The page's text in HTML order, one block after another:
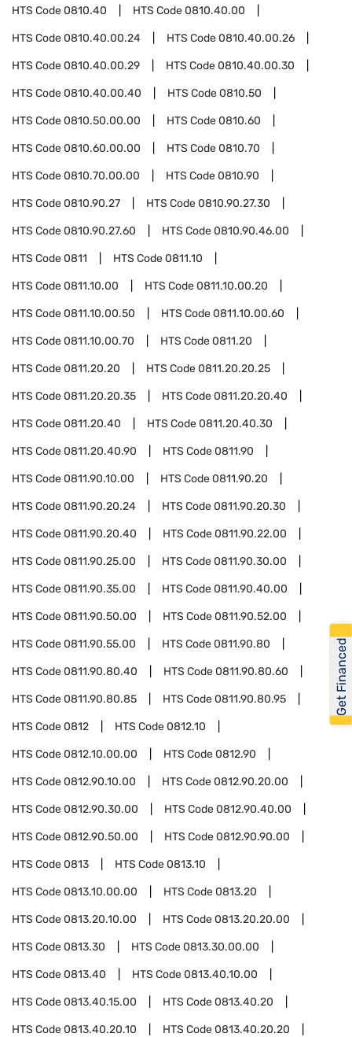
HTS Code0810.40 HTS Code0810.40.00
HTS Code0810.40.00.24 HTS Code0810.40.00.26
HTS Code0810.40.00.29 HTS Code0810.40.00.30
HTS Code0810.40.00.40 HTS Code0810.50
HTS Code0810.50.00.00 HTS Code0810.60
HTS Code0810.60.00.00 HTS Code0810.70
HTS Code0810.70.00.00 HTS Code0810.90
HTS Code0810.90.27 HTS Code0810.90.27.30
HTS Code0810.90.27.60 HTS Code0810.90.46.00
HTS Code0811 HTS Code0811.10
HTS Code0811.10.00 HTS Code0811.10.00.20
HTS Code0811.10.00.50 HTS Code0811.10.00.60
HTS Code0811.10.00.70 HTS Code0811.20
HTS Code0811.20.20 HTS Code0811.20.20.25
HTS Code0811.20.20.35 HTS Code0811.20.20.40
HTS Code0811.20.40 HTS Code0811.20.40.30
HTS Code0811.20.40.90 HTS Code0811.90
HTS Code0811.90.10.00 HTS Code0811.90.20
HTS Code0811.90.20.24 HTS Code0811.90.20.30
HTS Code0811.90.20.40 HTS Code0811.90.22.00
HTS Code0811.90.25.00 HTS Code0811.90.30.00
HTS Code0811.90.35.00 HTS Code0811.90.40.00
HTS Code0811.90.50.00 HTS Code0811.90.52.00
HTS Code0811.90.55.00 HTS Code0811.90.80
HTS Code0811.90.80.40 HTS Code0811.90.80.60
HTS Code0811.90.80.85 HTS Code0811.90.80.95
HTS Code0812 HTS Code0812.10
HTS Code0812.10.00.00 HTS Code0812.90
HTS Code0812.90.10.00 HTS Code0812.90.20.00
HTS Code0812.90.30.00 HTS Code0812.90.40.00
HTS Code0812.90.50.00 HTS Code0812.90.90.00
HTS Code0813 HTS Code0813.10
HTS Code0813.10.00.00 HTS Code0813.20
HTS Code0813.20.10.00 HTS Code0813.20.20.00
HTS Code0813.30 HTS Code0813.30.00.00
HTS Code0813.40 HTS Code0813.40.10.00
HTS Code0813.40.15.00 HTS Code0813.40.20
HTS Code0813.40.20.10 HTS Code0813.40.20.20
Get Financed